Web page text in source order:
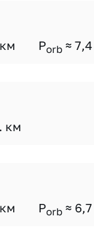
Porb ≈ 7,4
км
Porb ≈ 6,7